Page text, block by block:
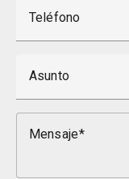
Teléfono
Asunto
Mensaje